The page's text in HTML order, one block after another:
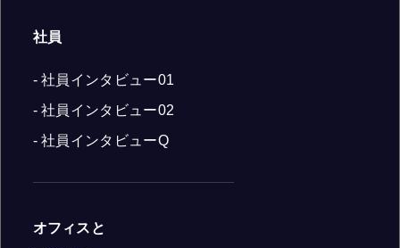
社員
- 社員インタビュー01
- 社員インタビュー02
- 社員インタビューQ
オフィスと